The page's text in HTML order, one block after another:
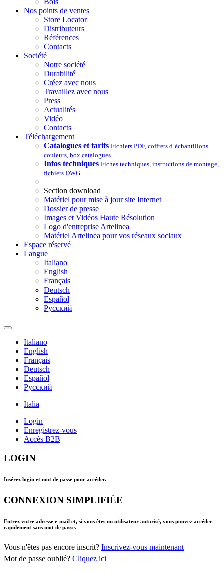
Nos points de ventes
Store Locator
Distributeurs
Références
Contacts
Société
Notre société
Durabilité
Créez avec nous
Travaillez avec nous
Press
Actualités
Vidéo
Contacts
Téléchargement
Catalogues et tarifs Fichiers PDF, coffrets d’échantillons
couleurs, box catalogues
Infos techniques Fiches techniques, instructions de montage,
fichiers DWG
Section download
Matériel pour mise à jour site Internet
Dossier de presse
Images et Vidéos Haute Résolution
Logo d'entreprise Artelinea
Matériel Artelinea pour vos réseaux sociaux
Espace réservé
Langue
Italiano
English
Français
Deutsch
Español
Pусский
Italiano
English
Français
Deutsch
Español
Pусский
Italia
Login
Enregistrez-vous
Accès B2B
LOGIN
Insérez login et mot de passe pour accéder.
CONNEXION SIMPLIFIÉE
Entrez votre adresse e-mail et, si vous êtes un utilisateur autorisé, vous pouvez accéder
rapidement sans mot de passe.
Vous n'êtes pas encore inscrit? Inscrivez-vous maintenant
Mot de passe oublié? Cliquez ici